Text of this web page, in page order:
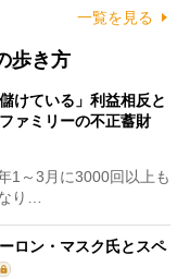
一覧を見る
歩き方
けている」利益相反と
ァミリーの不正蓄財
1～3月に3000回以上も
り…
ロン・マスク氏とスペ